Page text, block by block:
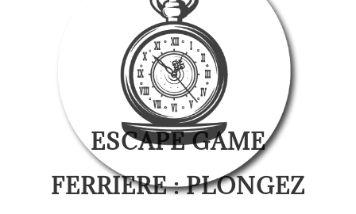
ESCAPE GAME
FERRIERE : PLONGEZ